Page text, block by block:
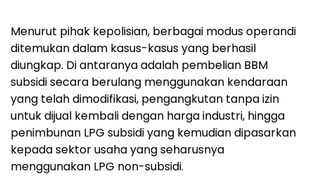
Menurut pihak kepolisian, berbagai modus operandi
ditemukan dalam kasus-kasus yang berhasil
diungkap. Di antaranya adalah pembelian BBM
subsidi secara berulang menggunakan kendaraan
yang telah dimodifikasi, pengangkutan tanpa izin
untuk dijual kembali dengan harga industri, hingga
penimbunan LPG subsidi yang kemudian dipasarkan
kepada sektor usaha yang seharusnya
menggunakan LPG non-subsidi.